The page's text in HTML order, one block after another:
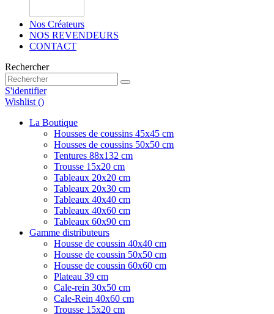
Nos Créateurs
NOS REVENDEURS
CONTACT
Rechercher
S'identifier
Wishlist ()
La Boutique
Housses de coussins 45x45 cm
Housses de coussins 50x50 cm
Tentures 88x132 cm
Trousse 15x20 cm
Tableaux 20x20 cm
Tableaux 20x30 cm
Tableaux 40x40 cm
Tableaux 40x60 cm
Tableaux 60x90 cm
Gamme distributeurs
Housse de coussin 40x40 cm
Housse de coussin 50x50 cm
Housse de coussin 60x60 cm
Plateau 39 cm
Cale-rein 30x50 cm
Cale-Rein 40x60 cm
Trousse 15x20 cm